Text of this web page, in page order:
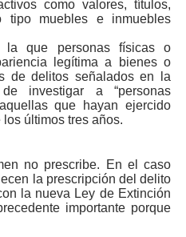
como valores, títulos,
muebles e inmuebles
la que personas físicas o
legítima a bienes o
de delitos señalados en la
investigar a “personas
que hayan ejercido
últimos tres años.
no prescribe. En el caso
la prescripción del delito
la nueva Ley de Extinción
importante porque